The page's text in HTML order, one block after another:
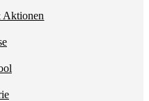
Aktionen